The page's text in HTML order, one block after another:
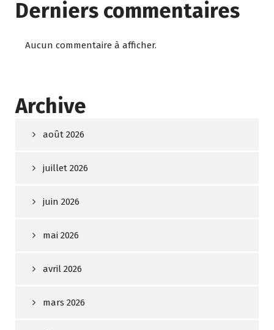
Derniers commentaires
Aucun commentaire à afficher.
Archive
août 2026
juillet 2026
juin 2026
mai 2026
avril 2026
mars 2026